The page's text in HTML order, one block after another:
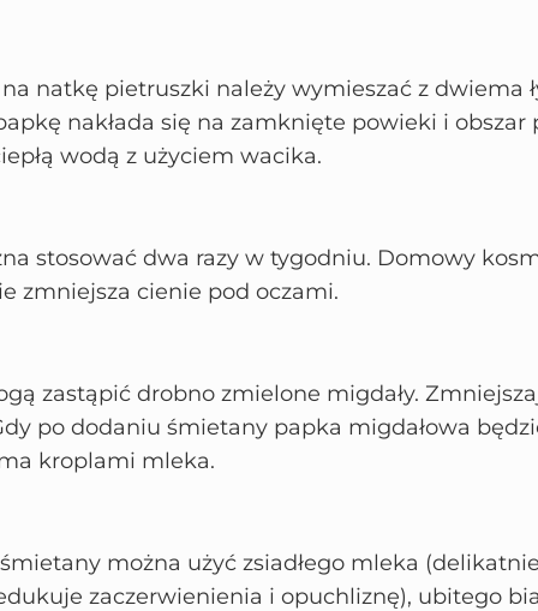
natkę pietruszki należy wymieszać z dwiema
nakłada się na zamknięte powieki i obszar
wodą z użyciem wacika.
stosować dwa razy w tygodniu. Domowy
zmniejsza cienie pod oczami.
zastąpić drobno zmielone migdały.
po dodaniu śmietany papka migdałowa
kroplami mleka.
można użyć zsiadłego mleka
zaczerwienienia i opuchliznę), ubitego